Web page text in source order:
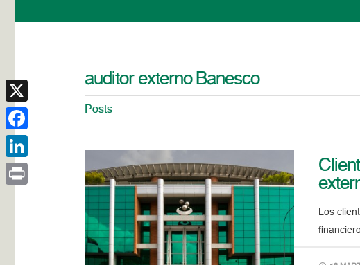
auditor externo Banesco
Posts
Los
X
Facebook
LinkedIn